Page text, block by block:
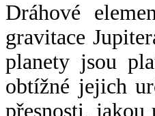
Dráhové
gravitace
planety jsou
obtížné jejich
přesnosti, jakou